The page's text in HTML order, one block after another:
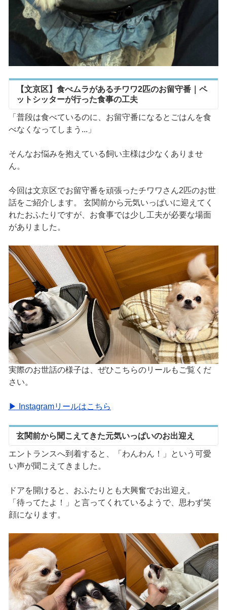
【文京区】食べムラがあるチワワ2匹のお留守番｜ペ
ットシッターが行った食事の工夫
「普段は食べているのに、お留守番になるとごはんを食
べなくなってしまう...」
そんなお悩みを抱えている飼い主様は少なくありませ
ん。
今回は文京区でお留守番を頑張ったチワワさん2匹のお世
話をご紹介します。 玄関前から元気いっぱいに迎えてく
れたおふたりですが、お食事では少し工夫が必要な場面
がありました。
実際のお世話の様子は、ぜひこちらのリールもご覧くだ
さい。
▶ Instagramリールはこちら
玄関前から聞こえてきた元気いっぱいのお出迎え
エントランスへ到着すると、「わんわん！」という可愛
い声が聞こえてきました。
ドアを開けると、おふたりとも大興奮でお出迎え。
「待ってたよ！」と言ってくれているようで、思わず笑
顔になります。